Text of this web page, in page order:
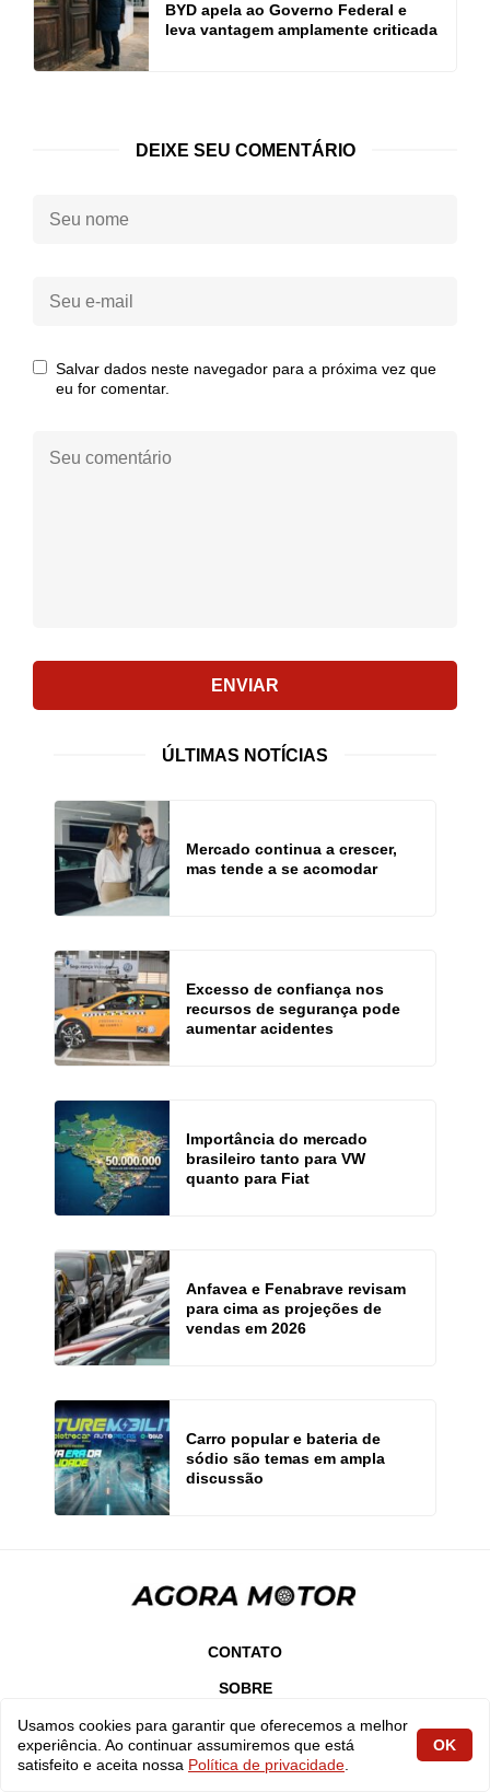
BYD apela ao Governo Federal e
leva vantagem amplamente criticada
DEIXE SEU COMENTÁRIO
Seu
nome:
Seu
Salvar dados neste navegador para a próxima vez que
eu for comentar.
comentário:
ENVIAR
ÚLTIMAS NOTÍCIAS
Mercado continua a crescer,
mas tende a se acomodar
Excesso de confiança nos
recursos de segurança pode
aumentar acidentes
Importância do mercado
brasileiro tanto para VW
quanto para Fiat
Anfavea e Fenabrave revisam
para cima as projeções de
vendas em 2026
Carro popular e bateria de
sódio são temas em ampla
discussão
CONTATO
SOBRE
EXPEDIENTE
VAGAS
Usamos cookies para garantir que oferecemos a melhor
experiência. Ao continuar assumiremos que está
satisfeito e aceita nossa Política de privacidade
OK